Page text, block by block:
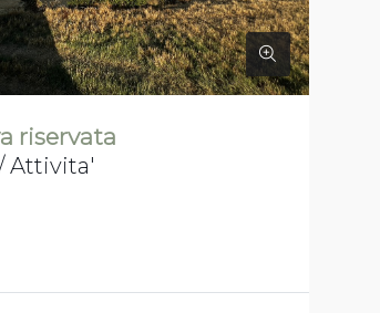
riservata
Attivita'